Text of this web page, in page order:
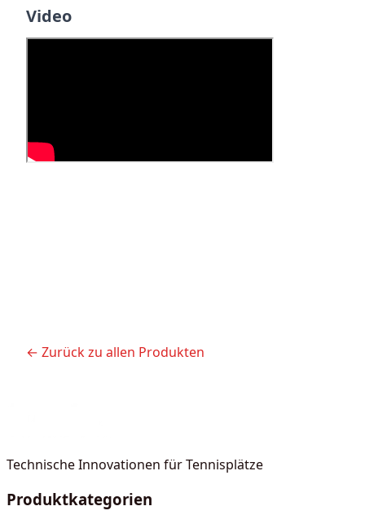
Video
← Zurück zu allen Produkten
Technische Innovationen für Tennisplätze
Produktkategorien